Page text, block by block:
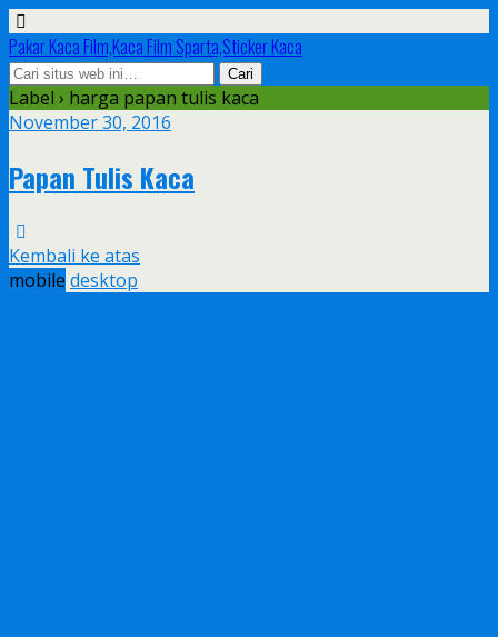
Pakar Kaca Film,Kaca Film Sparta,Sticker Kaca
Label › harga papan tulis kaca
November 30, 2016
Papan Tulis Kaca
Kembali ke atas
mobile desktop